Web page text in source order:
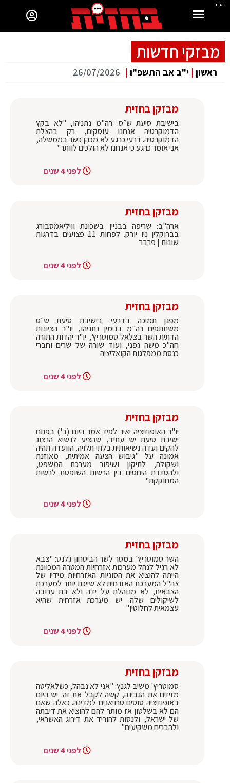
בס"ד
מבזקי חדשות
ראשון | י"ב אב התשפ"ו |
26/07/2026
מבזקן בחזית
בישיבת סיעת ש״ס: רה"מ נתניהו, "לא בקץ
הדמוקרטיה אנחנו עוסקים, רק בהצלת
הדמוקרטיה. דרעי כרגע לא מכהן כשר בממשלה,
אני אומר כרגע כי אנחנו לא הולכים לוותר"
לפני 4 שנים
מבזקן בחזית
ארה"ב: שריפה בבניין בשכונת וויליאמסבורג
בברוקלין ניו יורק. לפחות 11 פצועים בדרגות
שונות | פרבר
לפני 4 שנים
מבזקן בחזית
מפגן תמיכה בדרעי: בישיבת סיעת ש״ס
משתתפים רה"מ בנימין נתניהו, יו"ר הציונות
הדתית השר בצלאל סמוטריץ', יו"ר יהדות התורה
חה"כ משה גפני, ועוד שורה של שרים וחברי
כנסת ממפלגות הקואליציה
לפני 4 שנים
מבזקן בחזית
יו"ר האופוזיציה יאיר לפיד אמר היום (ב') בפתח
ישיבת סיעת יש עתיד, שהציע לנשיא הרצוג
להקים ועדה נשיאותית בלתי תלויה. הוועדה תהיה
אמונה על "גיבוש הצעה אמיתית, מאוזנת
ושקולה, לתיקון ושיפור מערכת המשפט,
ולהסדרת היחסים בין הרשות השופטת לרשות
המחוקקת"
לפני 4 שנים
מבזקן בחזית
השר סמוטריץ' במסר לשר הביטחון גלנט: "צבא
לא רגיל לנהל מערכות אזרחיות המטרה המכוונת
הייתה להוציא את הסוגיות האזרחיות מידיו של
צה"ל המערכת האזרחית לא שייכת יותר למערכת
הצבאית, לא מנוהלת על ידה ולא בת ערובה
לשיקולים שלה. יש מערכת אזרחית שהיא
עצמאית לחלוטין"
לפני 4 שנים
מבזקן בחזית
סמוטריץ' משיב לגנץ: "אני לא נבהל, כשלאליטה
מזיזים את הגבינה, קשה לקבל את זה. יש היום
באופוזיציה סוסים טרויאנים למדינה. כאלה שאם
הם לא בשלטון אז מותר להם להוציא את דיבתה
של ישראל, ולנסות להוריד את דירוג האשראי,
ולהבריח משקיעים"
לפני 4 שנים